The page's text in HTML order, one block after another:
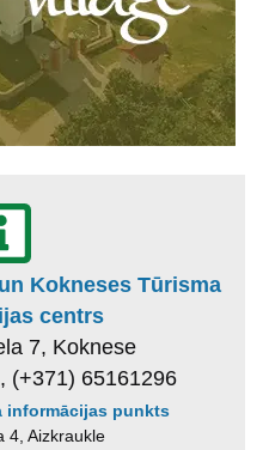
Kokneses Tūrisma
centrs
7, Koknese
(+371) 65161296
informācijas punkts
4, Aizkraukle